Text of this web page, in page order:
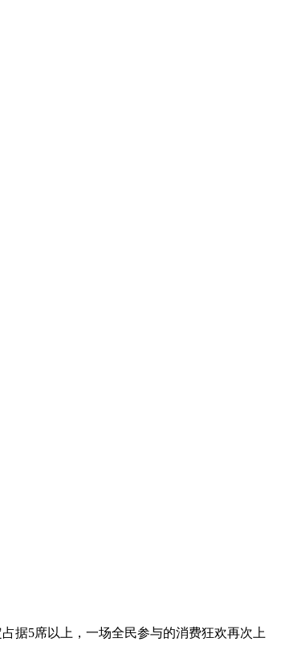
据5席以上，一场全民参与的消费狂欢再次上